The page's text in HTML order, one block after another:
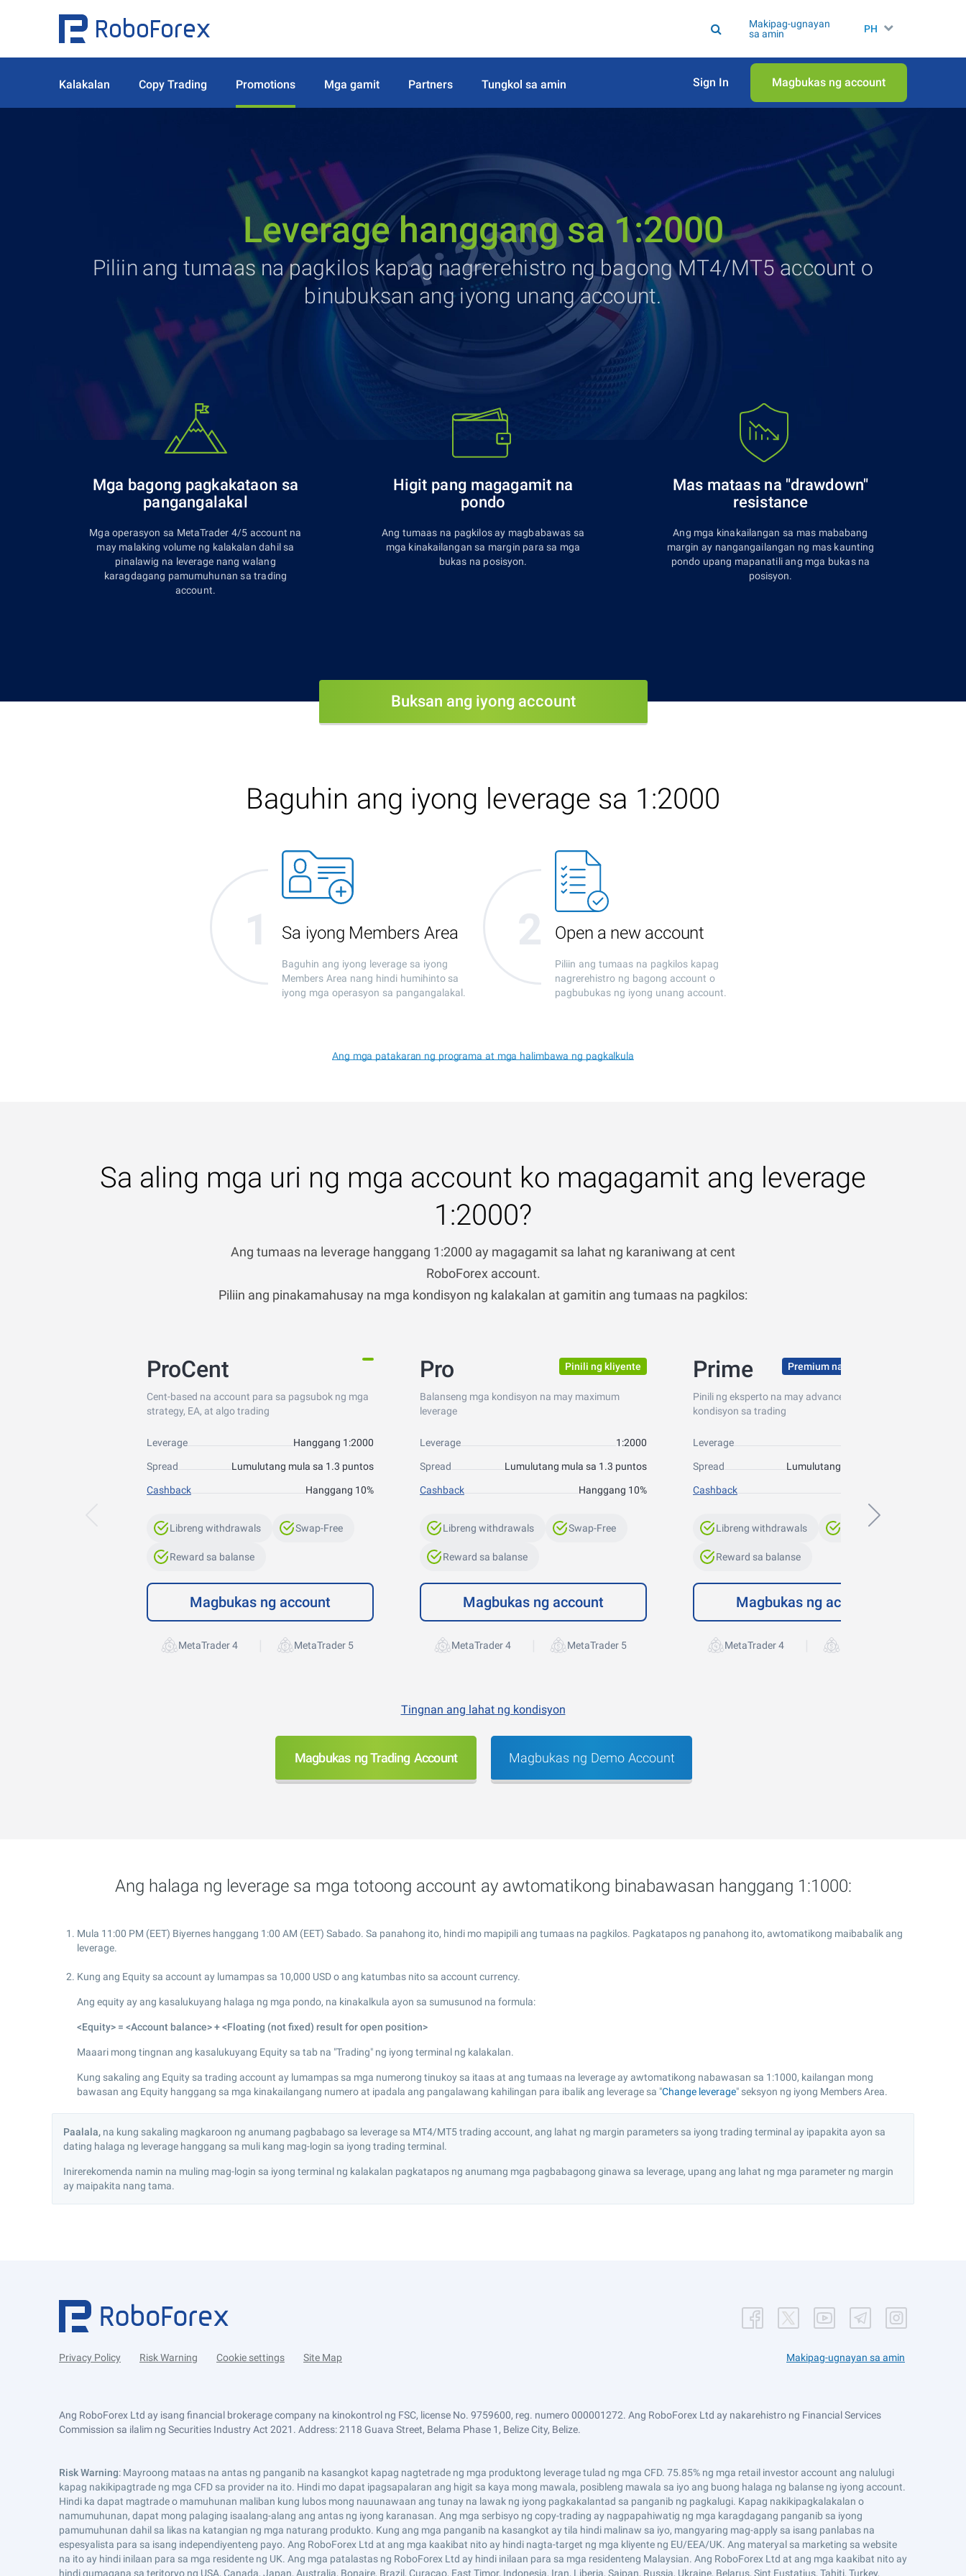
Makipag-ugnayan
sa amin
PH
Kalakalan Copy Trading Promotions Mga gamit Partners Tungkol sa amin Sign In Magbukas ng account
Leverage hanggang sa 1:2000
Piliin ang tumaas na pagkilos kapag nagrerehistro ng bagong MT4/MT5 account o
binubuksan ang iyong unang account.
Mga bagong pagkakataon sa
pangangalakal
Mga operasyon sa MetaTrader 4/5 account na
may malaking volume ng kalakalan dahil sa
pinalawig na leverage nang walang
karagdagang pamumuhunan sa trading
account.
Higit pang magagamit na
pondo
Ang tumaas na pagkilos ay magbabawas sa
mga kinakailangan sa margin para sa mga
bukas na posisyon.
Mas mataas na "drawdown"
resistance
Ang mga kinakailangan sa mas mababang
margin ay nangangailangan ng mas kaunting
pondo upang mapanatili ang mga bukas na
posisyon.
Buksan ang iyong account
Baguhin ang iyong leverage sa 1:2000
Sa iyong Members Area
Baguhin ang iyong leverage sa iyong
Members Area nang hindi humihinto sa
iyong mga operasyon sa pangangalakal.
Open a new account
Piliin ang tumaas na pagkilos kapag
nagrerehistro ng bagong account o
pagbubukas ng iyong unang account.
Ang mga patakaran ng programa at mga halimbawa ng pagkalkula
Sa aling mga uri ng mga account ko magagamit ang leverage
1:2000?
Ang tumaas na leverage hanggang 1:2000 ay magagamit sa lahat ng karaniwang at cent
RoboForex account.
Piliin ang pinakamahusay na mga kondisyon ng kalakalan at gamitin ang tumaas na pagkilos:
ProCent
Cent-based na account para sa pagsubok ng mga
strategy, EA, at algo trading
Leverage Hanggang 1:2000
Spread Lumulutang mula sa 1.3 puntos
Cashback Hanggang 10%
Libreng withdrawals Swap-Free
Reward sa balanse
Magbukas ng account
MetaTrader 4 MetaTrader 5
Pro Pinili ng kliyente
Balanseng mga kondisyon na may maximum
leverage
Leverage 1:2000
Spread Lumulutang mula sa 1.3 puntos
Cashback Hanggang 10%
Libreng withdrawals Swap-Free
Reward sa balanse
Magbukas ng account
MetaTrader 4 MetaTrader 5
Prime Premium na mga kondisyon
Pinili ng eksperto na may advanced na mga
kondisyon sa trading
Leverage
Spread Lumulutang mula sa 0 puntos
Cashback
Libreng withdrawals Swap-Free
Reward sa balanse
Magbukas ng account
MetaTrader 4
Tingnan ang lahat ng kondisyon
Magbukas ng Trading Account Magbukas ng Demo Account
Ang halaga ng leverage sa mga totoong account ay awtomatikong binabawasan hanggang 1:1000:
Mula 11:00 PM (EET) Biyernes hanggang 1:00 AM (EET) Sabado. Sa panahong ito, hindi mo mapipili ang tumaas na pagkilos. Pagkatapos ng panahong ito, awtomatikong maibabalik ang
leverage.
Kung ang Equity sa account ay lumampas sa 10,000 USD o ang katumbas nito sa account currency.
Ang equity ay ang kasalukuyang halaga ng mga pondo, na kinakalkula ayon sa sumusunod na formula:
<Equity> = <Account balance> + <Floating (not fixed) result for open position>
Maaari mong tingnan ang kasalukuyang Equity sa tab na "Trading" ng iyong terminal ng kalakalan.
Kung sakaling ang Equity sa trading account ay lumampas sa mga numerong tinukoy sa itaas at ang tumaas na leverage ay awtomatikong nabawasan sa 1:1000, kailangan mong
bawasan ang Equity hanggang sa mga kinakailangang numero at ipadala ang pangalawang kahilingan para ibalik ang leverage sa "Change leverage" seksyon ng iyong Members Area.
Paalala, na kung sakaling magkaroon ng anumang pagbabago sa leverage sa MT4/MT5 trading account, ang lahat ng margin parameters sa iyong trading terminal ay ipapakita ayon sa
dating halaga ng leverage hanggang sa muli kang mag-login sa iyong trading terminal.
Inirerekomenda namin na muling mag-login sa iyong terminal ng kalakalan pagkatapos ng anumang mga pagbabagong ginawa sa leverage, upang ang lahat ng mga parameter ng margin
ay maipakita nang tama.
Privacy Policy Risk Warning Cookie settings Site Map Makipag-ugnayan sa amin
Ang RoboForex Ltd ay isang financial brokerage company na kinokontrol ng FSC, license No. 9759600, reg. numero 000001272. Ang RoboForex Ltd ay nakarehistro ng Financial Services
Commission sa ilalim ng Securities Industry Act 2021. Address: 2118 Guava Street, Belama Phase 1, Belize City, Belize.
Risk Warning: Mayroong mataas na antas ng panganib na kasangkot kapag nagtetrade ng mga produktong leverage tulad ng mga CFD. 75.85% ng mga retail investor account ang nalulugi
kapag nakikipagtrade ng mga CFD sa provider na ito. Hindi mo dapat ipagsapalaran ang higit sa kaya mong mawala, posibleng mawala sa iyo ang buong halaga ng balanse ng iyong account.
Hindi ka dapat magtrade o mamuhunan maliban kung lubos mong nauunawaan ang tunay na lawak ng iyong pagkakalantad sa panganib ng pagkalugi. Kapag nakikipagkalakalan o
namumuhunan, dapat mong palaging isaalang-alang ang antas ng iyong karanasan. Ang mga serbisyo ng copy-trading ay nagpapahiwatig ng mga karagdagang panganib sa iyong
pamumuhunan dahil sa likas na katangian ng mga naturang produkto. Kung ang mga panganib na kasangkot ay tila hindi malinaw sa iyo, mangyaring mag-apply sa isang panlabas na
espesyalista para sa isang independiyenteng payo. Ang RoboForex Ltd at ang mga kaakibat nito ay hindi nagta-target ng mga kliyente ng EU/EEA/UK. Ang materyal sa marketing sa website
na ito ay hindi inilaan para sa mga residente ng UK. Ang mga patalastas ng RoboForex Ltd ay hindi inilaan para sa mga residenteng Malaysian. Ang RoboForex Ltd at ang mga kaakibat nito ay
hindi gumagana sa teritoryo ng USA, Canada, Japan, Australia, Bonaire, Brazil, Curaçao, East Timor, Indonesia, Iran, Liberia, Saipan, Russia, Ukraine, Belarus, Sint Eustatius, Tahiti, Turkey,